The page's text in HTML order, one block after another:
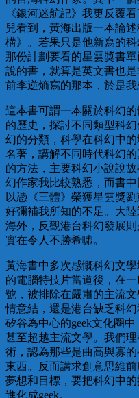
《銀河迷航記》我更反覆
兒看到，黃海出版一本論
構》。若果只是他新寫的
那份計劃要看的星雲獎書
說的書，就算是英文書也
前李逆熵寫的那本，於是
這本書可謂一本關於科幻
的歷史，探討不同類型科
幻的分類，科學在科幻中
名著，講解不同時代科幻
的方法，主要科幻小說說
幻作家我比較熟悉，而書
以憑《三體》榮獲星雲獎
好彌補我所知的不足。大
海外，反觀港台科幻發展
實在令人不勝希噓。
黃海書中多次感慨科幻文
的電腦特技片當道後，在
號，被排除在嚴肅的主流
情意結，還是港台缺乏科
矽谷為中心的geek文化圈
甚至超越主流文學。我們
術，認為那些是曲高與寡
東西。反而講求創意思維
夢想和目標，要把科幻中
進化成geek。